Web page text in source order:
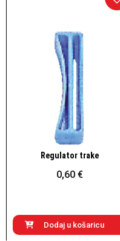
Brzi pogled
Regulator trake
0,60 €
Dodaj u košaricu